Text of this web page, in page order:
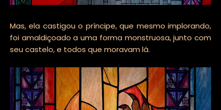
Mas, ela castigou o príncipe, que mesmo implorando,
foi amaldiçoado a uma forma monstruosa, junto com
seu castelo, e todos que moravam lá.